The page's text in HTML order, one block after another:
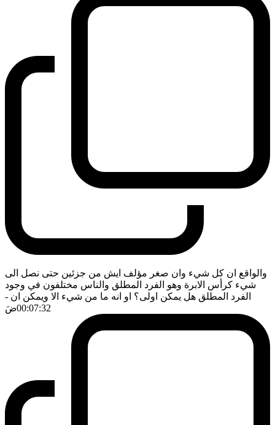
والواقع ان كل شيء وان صغر مؤلف ايش من جزئين حتى نصل الى
شيء كرأس الابرة وهو الفرد المطلق والناس مختلفون في وجود
الفرد المطلق هل يمكن اولى؟ او انه ما من شيء الا ويمكن ان -
00:07:32ضَ